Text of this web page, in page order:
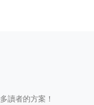
讀者的方案！